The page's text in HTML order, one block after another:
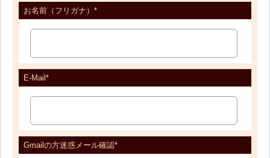
お名前（フリガナ）*
E-Mail*
Gmailの方迷惑メール確認*